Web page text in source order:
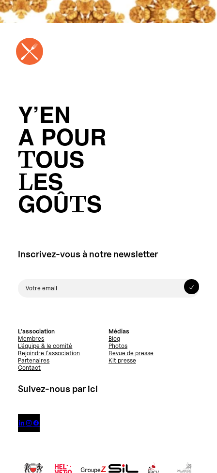
Y’EN
A POUR
TOUS
LES
GOÛTS
Inscrivez-vous à notre newsletter
L’association
Membres
L’équipe & le comité
Rejoindre l’association
Partenaires
Contact
Médias
Blog
Photos
Revue de presse
Kit presse
Suivez-nous par ici
  